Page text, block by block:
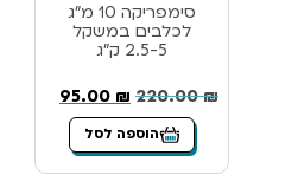
סימפריקה 10 מ”ג
לכלבים במשקל
2.5-5 ק”ג
220.00₪
95.00 ₪
הוספה לסל